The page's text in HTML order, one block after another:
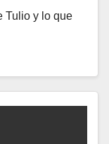
Tulio y lo que